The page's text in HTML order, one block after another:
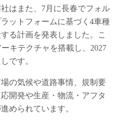
はまた、7月に長春でフォル
ットフォームに基づく4車種
る計画を発表しました。こ
キテクチャを搭載し、2027
です。
の気候や道路事情、規制要
開発や生産・物流・アフタ
められています。